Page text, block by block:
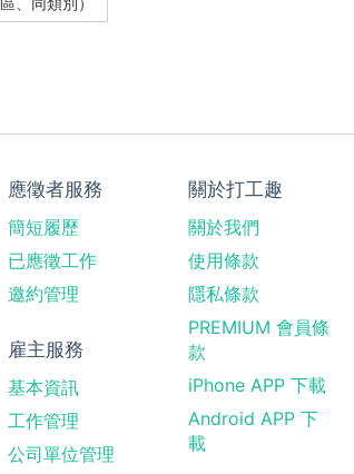
應徵者服務
簡短履歷
已應徵工作
邀約管理
雇主服務
基本資訊
工作管理
公司單位管理
關於打工趣
關於我們
使用條款
隱私條款
PREMIUM 會員條
款
iPhone APP 下載
Android APP 下
載